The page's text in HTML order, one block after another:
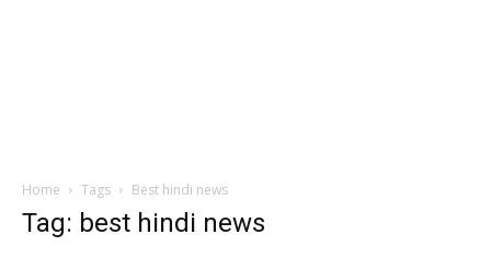
Home Tags Best hindi news
Tag: best hindi news